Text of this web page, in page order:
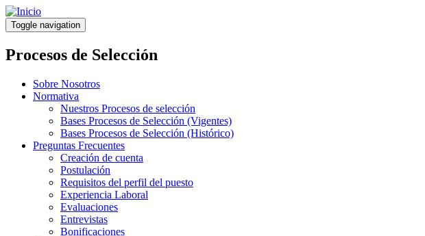
Pasar
al
contenido
principal
Toggle navigation
Procesos de Selección
Sobre Nosotros
Normativa
Nuestros Procesos de selección
Bases Procesos de Selección (Vigentes)
Bases Procesos de Selección (Histórico)
Preguntas Frecuentes
Creación de cuenta
Postulación
Requisitos del perfil del puesto
Experiencia Laboral
Evaluaciones
Entrevistas
Bonificaciones